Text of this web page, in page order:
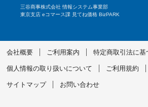
三谷商事株式会社 情報システム事業部
東京支店 eコマース課 見てね価格 BizPARK
会社概要 ご利用案内 特定商取引法に基
個人情報の取り扱いについて ご利用規約
サイトマップ お問い合わせ